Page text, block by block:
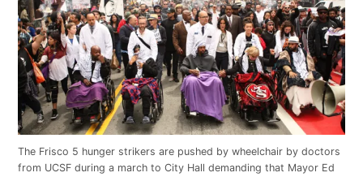
The Frisco 5 hunger strikers are pushed by wheelchair by doctors
from UCSF during a march to City Hall demanding that Mayor Ed